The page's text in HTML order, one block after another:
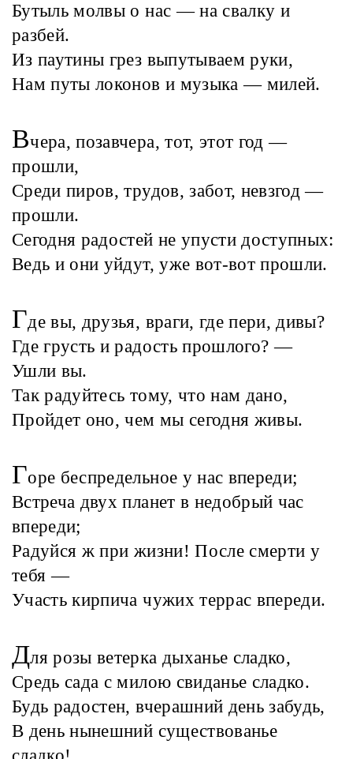
Бутыль молвы о нас — на свалку и
разбей.
Из паутины грез выпутываем руки,
Нам путы локонов и музыка — милей.
Вчера, позавчера, тот, этот год —
прошли,
Среди пиров, трудов, забот, невзгод —
прошли.
Сегодня радостей не упусти доступных:
Ведь и они уйдут, уже вот-вот прошли.
Где вы, друзья, враги, где пери, дивы?
Где грусть и радость прошлого? —
Ушли вы.
Так радуйтесь тому, что нам дано,
Пройдет оно, чем мы сегодня живы.
Горе беспредельное у нас впереди;
Встреча двух планет в недобрый час
впереди;
Радуйся ж при жизни! После смерти у
тебя —
Участь кирпича чужих террас впереди.
Для розы ветерка дыханье сладко,
Средь сада с милою свиданье сладко.
Будь радостен, вчерашний день забудь,
В день нынешний существованье